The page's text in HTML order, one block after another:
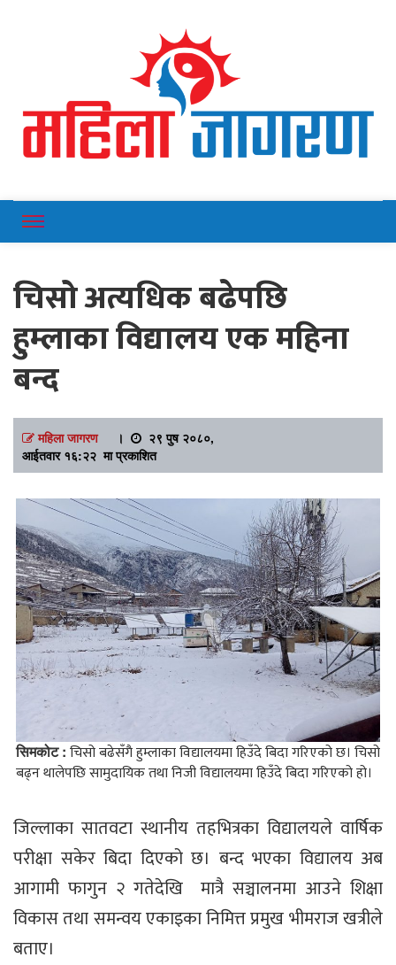
Mahilajagaran
चिसो अत्यधिक बढेपछि
हुम्लाका विद्यालय एक महिना
बन्द
महिला जागरण।
२९ पुष २०८०,
आईतवार १६:२२ मा प्रकाशित
सिमकोट : चिसो बढेसँगै हुम्लाका विद्यालयमा हिउँदे बिदा गरिएको छ। चिसो
बढ्न थालेपछि सामुदायिक तथा निजी विद्यालयमा हिउँदे बिदा गरिएको हो।
जिल्लाका सातवटा स्थानीय तहभित्रका विद्यालयले वार्षिक
परीक्षा सकेर बिदा दिएको छ। बन्द भएका विद्यालय अब
आगामी फागुन २ गतेदेखि मात्रै सञ्चालनमा आउने शिक्षा
विकास तथा समन्वय एकाइका निमित्त प्रमुख भीमराज खत्रीले
बताए।